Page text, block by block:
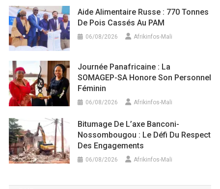
Aide Alimentaire Russe : 770 Tonnes
De Pois Cassés Au PAM
06/08/2026 Afrikinfos-Mali
Journée Panafricaine : La
SOMAGEP-SA Honore Son Personnel
Féminin
06/08/2026 Afrikinfos-Mali
Bitumage De L’axe Banconi-
Nossombougou : Le Défi Du Respect
Des Engagements
06/08/2026 Afrikinfos-Mali